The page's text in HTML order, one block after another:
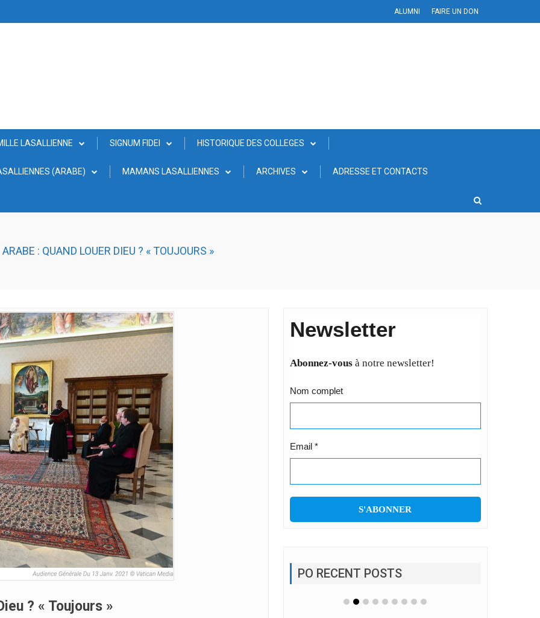
ALUMNI FAIRE UN DON
LASALLIENNE SIGNUM FIDEI HISTORIQUE DES COLLEGES
(ARABE) MAMANS LASALLIENNES ARCHIVES ADRESSE ET CONTACTS
: QUAND LOUER DIEU ? « TOUJOURS »
? « Toujours »
Newsletter
Abonnez-vousà notre newsletter!
Nom complet
Email *
PO RECENT POSTS